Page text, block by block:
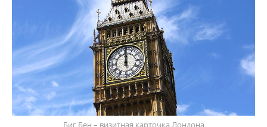
Биг Бен – визитная карточка Лондона